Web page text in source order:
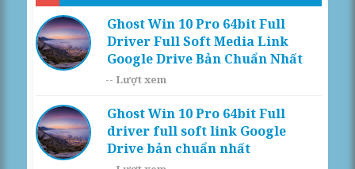
Ghost Win 10 Pro 64bit Full
Driver Full Soft Media Link
Google Drive Bản Chuẩn Nhất
-- Lượt xem
Ghost Win 10 Pro 64bit Full
driver full soft link Google
Drive bản chuẩn nhất